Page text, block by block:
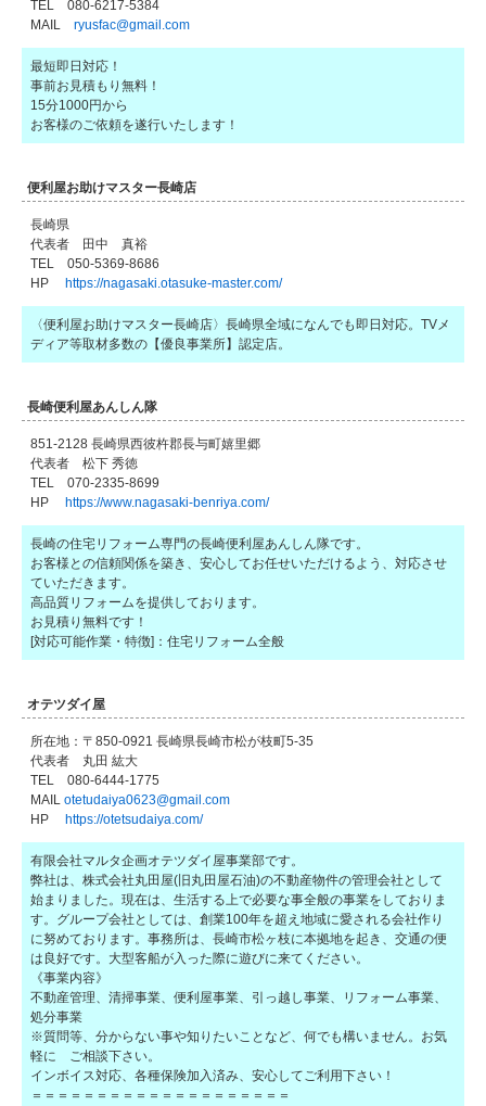
TEL 080-6217-5384
MAILryusfac@gmail.com
最短即日対応！
事前お見積もり無料！
15分1000円から
お客様のご依頼を遂行いたします！
便利屋お助けマスター長崎店
長崎県
代表者 田中 真裕
TEL 050-5369-8686
HP https://nagasaki.otasuke-master.com/
〈便利屋お助けマスター長崎店〉長崎県全域になんでも即日対応。TVメ
ディア等取材多数の【優良事業所】認定店。
長崎便利屋あんしん隊
851-2128 長崎県西彼杵郡長与町嬉里郷
代表者 松下 秀徳
TEL 070-2335-8699
HP https://www.nagasaki-benriya.com/
長崎の住宅リフォーム専門の長崎便利屋あんしん隊です。
お客様との信頼関係を築き、安心してお任せいただけるよう、対応させ
ていただきます。
高品質リフォームを提供しております。
お見積り無料です！
[対応可能作業・特徴]：住宅リフォーム全般
オテツダイ屋
所在地：〒850-0921 長崎県長崎市松が枝町5-35
代表者 丸田 紘大
TEL 080-6444-1775
MAILotetudaiya0623@gmail.com
HP https://otetsudaiya.com/
有限会社マルタ企画オテツダイ屋事業部です。
弊社は、株式会社丸田屋(旧丸田屋石油)の不動産物件の管理会社として
始まりました。現在は、生活する上で必要な事全般の事業をしておりま
す。グループ会社としては、創業100年を超え地域に愛される会社作り
に努めております。事務所は、長崎市松ヶ枝に本拠地を起き、交通の便
は良好です。大型客船が入った際に遊びに来てください。
《事業内容》
不動産管理、清掃事業、便利屋事業、引っ越し事業、リフォーム事業、
処分事業
※質問等、分からない事や知りたいことなど、何でも構いません。お気
軽に ご相談下さい。
インボイス対応、各種保険加入済み、安心してご利用下さい！
＝＝＝＝＝＝＝＝＝＝＝＝＝＝＝＝＝＝＝＝